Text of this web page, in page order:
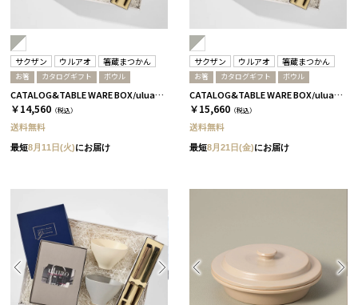
サクザン ウルアオ 箸蔵まつかん
お箸 カタログギフト ボウル
CATALOG&TABLE WARE BOX/uluao/グレー＆ホワイト/ 浅葱＆桜 バジーリア
￥14,560 （税込）
送料無料
最短8月11日(火)にお届け
サクザン ウルアオ 箸蔵まつかん
お箸 カタログギフト ボウル
CATALOG&TABLE WARE BOX/uluao/グレー＆ホワイト/ 浅葱＆桜 イヴェット
￥15,660 （税込）
送料無料
最短8月21日(金)にお届け